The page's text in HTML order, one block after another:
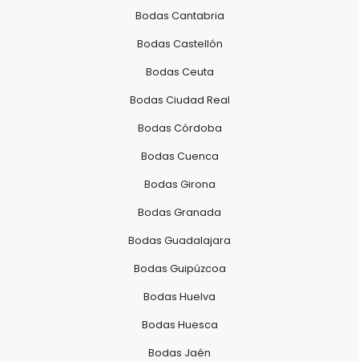
Bodas Cantabria
Bodas Castellón
Bodas Ceuta
Bodas Ciudad Real
Bodas Córdoba
Bodas Cuenca
Bodas Girona
Bodas Granada
Bodas Guadalajara
Bodas Guipúzcoa
Bodas Huelva
Bodas Huesca
Bodas Jaén